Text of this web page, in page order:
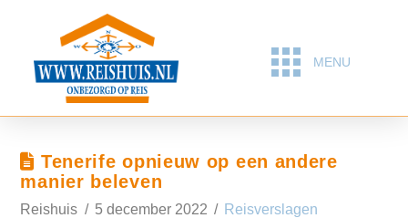
MENU
Tenerife opnieuw op een andere
manier beleven
Reishuis 5 december 2022 Reisverslagen